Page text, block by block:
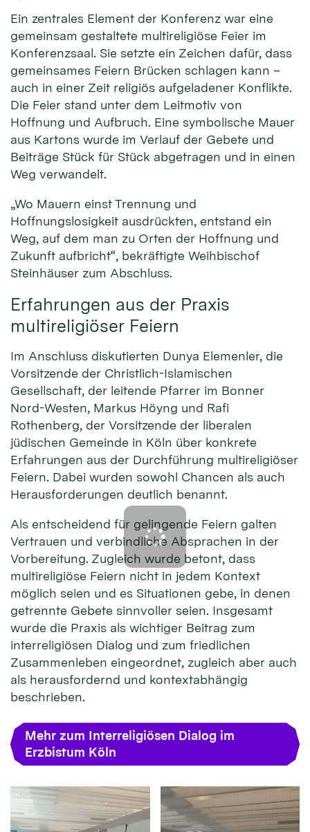
Ein zentrales Element der Konferenz war eine
gemeinsam gestaltete multireligiöse Feier im
Konferenzsaal. Sie setzte ein Zeichen dafür, dass
gemeinsames Feiern Brücken schlagen kann –
auch in einer Zeit religiös aufgeladener Konflikte.
Die Feier stand unter dem Leitmotiv von
Hoffnung und Aufbruch. Eine symbolische Mauer
aus Kartons wurde im Verlauf der Gebete und
Beiträge Stück für Stück abgetragen und in einen
Weg verwandelt.
„Wo Mauern einst Trennung und
Hoffnungslosigkeit ausdrückten, entstand ein
Weg, auf dem man zu Orten der Hoffnung und
Zukunft aufbricht“, bekräftigte Weihbischof
Steinhäuser zum Abschluss.
Erfahrungen aus der Praxis
multireligiöser Feiern
Im Anschluss diskutierten Dunya Elemenler, die
Vorsitzende der Christlich-Islamischen
Gesellschaft, der leitende Pfarrer im Bonner
Nord-Westen, Markus Höyng und Rafi
Rothenberg, der Vorsitzende der liberalen
jüdischen Gemeinde in Köln über konkrete
Erfahrungen aus der Durchführung multireligiöser
Feiern. Dabei wurden sowohl Chancen als auch
Herausforderungen deutlich benannt.
Als entscheidend für gelingende Feiern galten
Vertrauen und verbindliche Absprachen in der
Vorbereitung. Zugleich wurde betont, dass
multireligiöse Feiern nicht in jedem Kontext
möglich seien und es Situationen gebe, in denen
getrennte Gebete sinnvoller seien. Insgesamt
wurde die Praxis als wichtiger Beitrag zum
interreligiösen Dialog und zum friedlichen
Zusammenleben eingeordnet, zugleich aber auch
als herausfordernd und kontextabhängig
beschrieben.
Mehr zum Interreligiösen Dialog im
Erzbistum Köln